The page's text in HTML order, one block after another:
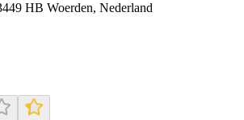
HB Woerden, Nederland